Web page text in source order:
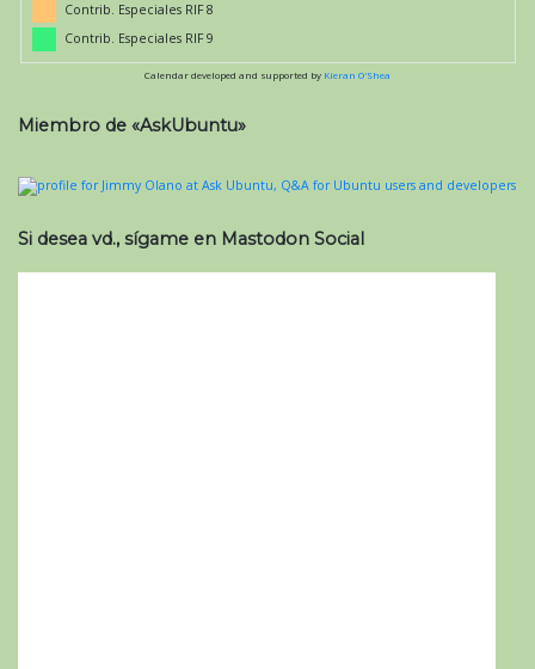
Contrib. Especiales RIF 8
Contrib. Especiales RIF 9
Calendar developed and supported by Kieran O'Shea
Miembro de «AskUbuntu»
Si desea vd., sígame en Mastodon Social